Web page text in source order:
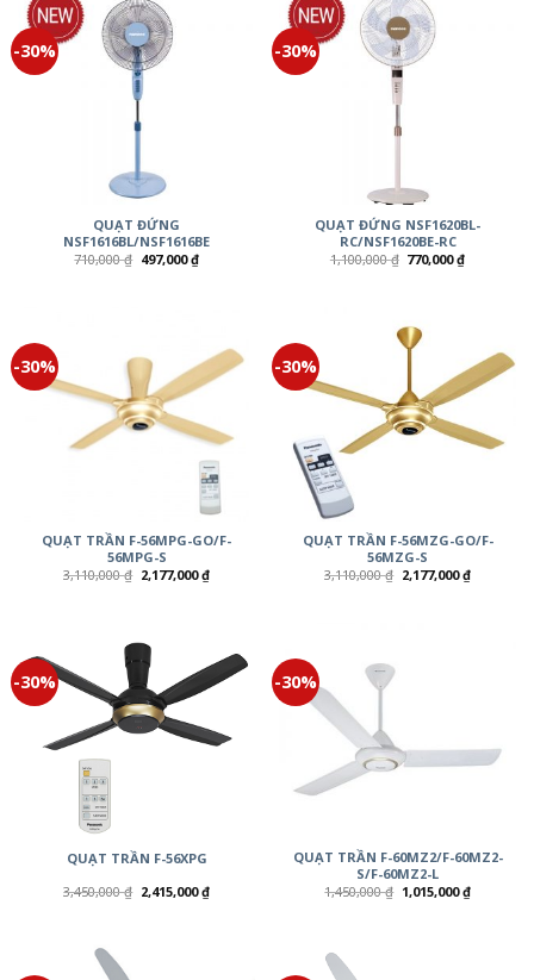
-30%
QUẠT ĐỨNG
NSF1616BL/NSF1616BE
710,000₫ 497,000₫
-30%
QUẠT ĐỨNG NSF1620BL-
RC/NSF1620BE-RC
1,100,000₫ 770,000₫
-30%
QUẠT TRẦN F-56MPG-GO/F-
56MPG-S
3,110,000₫ 2,177,000₫
-30%
QUẠT TRẦN F-56MZG-GO/F-
56MZG-S
3,110,000₫ 2,177,000₫
-30%
QUẠT TRẦN F-56XPG
3,450,000₫ 2,415,000₫
-30%
QUẠT TRẦN F-60MZ2/F-60MZ2-
S/F-60MZ2-L
1,450,000₫ 1,015,000₫